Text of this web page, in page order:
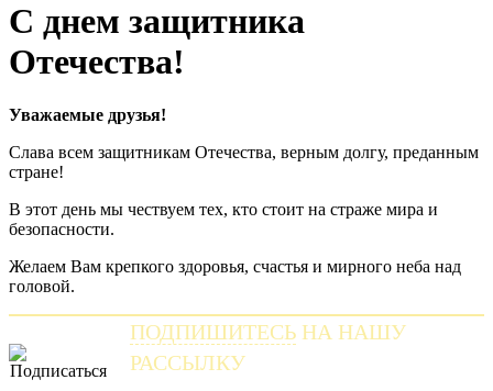
С днем защитника
Отечества!
Уважаемые друзья!
Слава всем защитникам Отечества, верным долгу, преданным
стране!
В этот день мы чествуем тех, кто стоит на страже мира и
безопасности.
Желаем Вам крепкого здоровья, счастья и мирного неба над
головой.
ПОДПИШИТЕСЬ НА НАШУ
РАССЫЛКУ